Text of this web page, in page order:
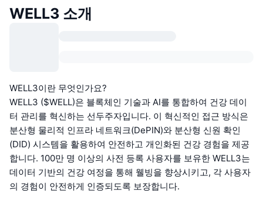
WELL3 소개
WELL3이란 무엇인가요?
WELL3 ($WELL)은 블록체인 기술과 AI를 통합하여 건강 데이
터 관리를 혁신하는 선두주자입니다. 이 혁신적인 접근 방식은
분산형 물리적 인프라 네트워크(DePIN)와 분산형 신원 확인
(DID) 시스템을 활용하여 안전하고 개인화된 건강 경험을 제공
합니다. 100만 명 이상의 사전 등록 사용자를 보유한 WELL3는
데이터 기반의 건강 여정을 통해 웰빙을 향상시키고, 각 사용자
의 경험이 안전하게 인증되도록 보장합니다.